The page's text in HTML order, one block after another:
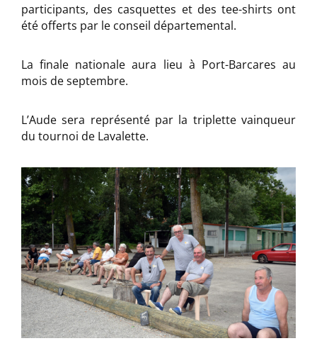
participants, des casquettes et des tee-shirts ont
été offerts par le conseil départemental.
La finale nationale aura lieu à Port-Barcares au
mois de septembre.
L’Aude sera représenté par la triplette vainqueur
du tournoi de Lavalette.